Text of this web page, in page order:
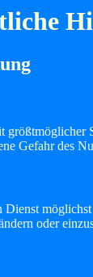
Gefahr des
oder